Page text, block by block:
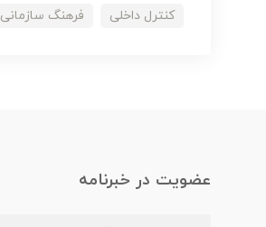
کنترل داخلی
فرهنگ سازمانی
عضویت در خبرنامه